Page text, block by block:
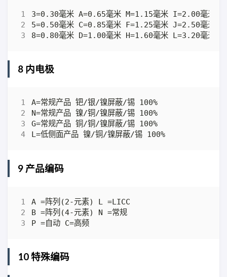
8 内电极
9 产品编码
10 特殊编码